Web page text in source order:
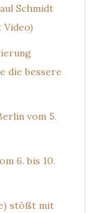
Schmidt
Video)
die bessere
vom 5.
6. bis 10.
stößt mit